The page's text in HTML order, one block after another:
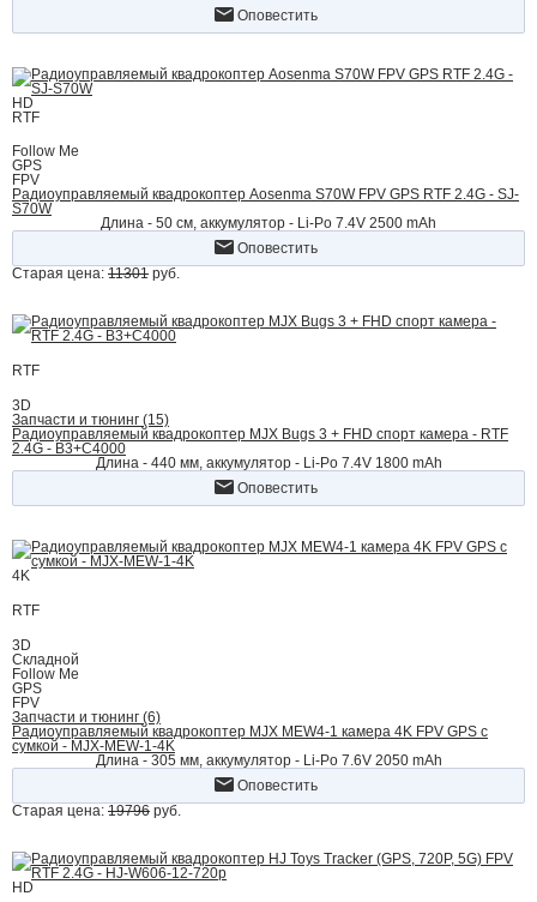
Оповестить
HD
RTF
Follow Me
GPS
FPV
Радиоуправляемый квадрокоптер Aosenma S70W FPV GPS RTF 2.4G - SJ-
S70W
Длина - 50 см, аккумулятор - Li-Po 7.4V 2500 mAh
Оповестить
Старая цена: 11301 руб.
RTF
3D
Запчасти и тюнинг (15)
Радиоуправляемый квадрокоптер MJX Bugs 3 + FHD спорт камера - RTF
2.4G - B3+C4000
Длина - 440 мм, аккумулятор - Li-Po 7.4V 1800 mAh
Оповестить
4K
RTF
3D
Складной
Follow Me
GPS
FPV
Запчасти и тюнинг (6)
Радиоуправляемый квадрокоптер MJX MEW4-1 камера 4K FPV GPS с
сумкой - MJX-MEW-1-4K
Длина - 305 мм, аккумулятор - Li-Po 7.6V 2050 mAh
Оповестить
Старая цена: 19796 руб.
HD